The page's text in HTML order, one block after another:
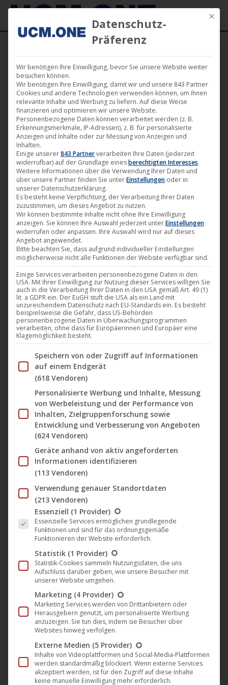
🎬 Trailerpremiere von „Rock ’n‘ Roll Ringo“
im ausverkauften Cineplex Alhambra
22
Fast 400 Fans haben am Dienstagabend im ausverkauften
WeddingerCineplex Alhambradie exklusive
Trailerpremiere von „Rock ’n‘ Roll Ringo“ gefeiert. Der
neue Film vonDominik Galizia, mitMartin„Heiko“Rohde
in der Hauptrolle, startet am 5. September im Verleih von
UCM.ONEin den deutschen Kinos.
Im Anschluss an den Trailer lief im Alhambra Kino noch
einmal die Kultkomödie „Heikos Welt“ vonDominik
Galizia zur Einstimmung auf den neuen Streifen des
Regisseurs, der im letzten Jahr in Herne und Düsseldorf
abgedreht wurde.
In „Rock ’n‘ Roll Ringo “ spielt „Heiko“-Darsteller Martin
den Gerüstbauer
verdingt er sich als Aushilfskraft auf dem Rummel und wird
schließlich zum Kirmesboxer, angetrieben von dem Ziel,
seiner gehörlosen Tochter Mia (
Leinwanddebüt) einen lang ersehnten Wunsch zu erfüllen.
An Originalschauplätzen wie derDüsseldorfer
Rheinkirmesund derCranger Kirmesstanden außerdem
Larissa Sirah Herden
,Margarethe Tiesel
TrabnerundErwin Ledervor der Kamera vonElias C. J.
Köhler.
Mit
Datenschutz-
Präferenz
Wir benötigen Ihre Einwilligung, bevor Sie unsere Website weiter
besuchen können.
Wir benötigen Ihre Einwilligung, damit wir und unsere 843 Partner
Cookies und andere Technologien verwenden können, um Ihnen
relevante Inhalte und Werbung zu liefern. Auf diese Weise
finanzieren und optimieren wir unsere Website.
Personenbezogene Daten können verarbeitet werden (z. B.
Erkennungsmerkmale, IP-Adressen), z. B. für personalisierte
Anzeigen und Inhalte oder zur Messung von Anzeigen und
Inhalten.
Einige unserer843 Partnerverarbeiten Ihre Daten (jederzeit
widerrufbar) auf der Grundlage einesberechtigten Interesses.
Weitere Informationen über die Verwendung Ihrer Daten und
über unsere Partner finden Sie unterEinstellungen oder in
unserer Datenschutzerklärung.
Es besteht keine Verpflichtung, der Verarbeitung Ihrer Daten
zuzustimmen, um dieses Angebot zu nutzen.
Wir können bestimmte Inhalte nicht ohne Ihre Einwilligung
anzeigen. Sie können Ihre Auswahl jederzeit unterEinstellungen
widerrufen oder anpassen. Ihre Auswahl wird nur auf dieses
Angebot angewendet.
Bitte beachten Sie, dass aufgrund individueller Einstellungen
möglicherweise nicht alle Funktionen der Website verfügbar sind.
Einige Services verarbeiten personenbezogene Daten in den
USA. Mit Ihrer Einwilligung zur Nutzung dieser Services willigen Sie
auch in die Verarbeitung Ihrer Daten in den USA gemäß Art. 49 (1)
lit. a GDPR ein. Der EuGH stuft die USA als ein Land mit
unzureichendem Datenschutz nach EU-Standards ein. Es besteht
beispielsweise die Gefahr, dass US-Behörden
personenbezogene Daten in Überwachungsprogrammen
verarbeiten, ohne dass für Europäerinnen und Europäer eine
Klagemöglichkeit besteht.
Im Folgenden finden Sie eine Liste der Zwecke des IAB
Speichern von oder Zugriff auf Informationen
auf einem Endgerät
(618 Vendoren)
Personalisierte Werbung und Inhalte, Messung
von Werbeleistung und der Performance von
Inhalten, Zielgruppenforschung sowie
Entwicklung und Verbesserung von Angeboten
(624 Vendoren)
Geräte anhand von aktiv angeforderten
Informationen identifizieren
(113 Vendoren)
Verwendung genauer Standortdaten
(213 Vendoren)
Es folgt eine Liste der Service-Gruppen, für die eine
Essenziell (1 Provider)
Essenzielle Services ermöglichen grundlegende
Funktionen und sind für das ordnungsgemäße
Funktionieren der Website erforderlich.
Statistik (1 Provider)
Statistik-Cookies sammeln Nutzungsdaten, die uns
Aufschluss darüber geben, wie unsere Besucher mit
unserer Website umgehen.
Marketing (4 Provider)
Marketing Services werden von Drittanbietern oder
Herausgebern genutzt, um personalisierte Werbung
anzuzeigen. Sie tun dies, indem sie Besucher über
Websites hinweg verfolgen.
Externe Medien (5 Provider)
Inhalte von Videoplattformen und Social-Media-Plattformen
werden standardmäßig blockiert. Wenn externe Services
akzeptiert werden, ist für den Zugriff auf diese Inhalte
keine manuelle Einwilligung mehr erforderlich.